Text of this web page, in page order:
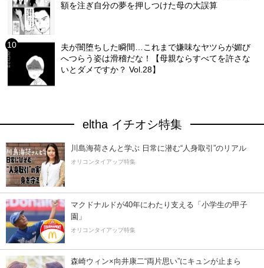
額を注ぎ自分の夢を押しつけた母の大誤算
夫が闇堕ちした瞬間…これまで嫌味なヤツらが媚び
へつらう姿は滑稽だな！【母親ならすべてを許さな
いとダメですか？ Vol.28】
eltha イチオシ特集
川島海荷さんと学ぶ 日常に潜む“人身取引”のリアル
オリコンタイアップ特集
マクドナルドが40年にわたり支える「小学生の甲子
園」
オリコンタイアップ特集
森崎ウィン×向井康二“両片思い”にキュンが止まら